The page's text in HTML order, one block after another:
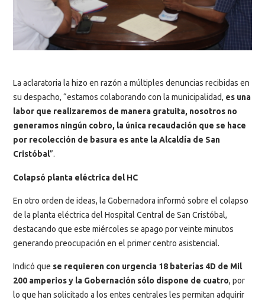
La aclaratoria la hizo en razón a múltiples denuncias recibidas en
su despacho, “estamos colaborando con la municipalidad, es una
labor que realizaremos de manera gratuita, nosotros no
generamos ningún cobro, la única recaudación que se hace
por recolección de basura es ante la Alcaldía de San
Cristóbal”.
Colapsó planta eléctrica del HC
En otro orden de ideas, la Gobernadora informó sobre el colapso
de la planta eléctrica del Hospital Central de San Cristóbal,
destacando que este miércoles se apago por veinte minutos
generando preocupación en el primer centro asistencial.
Indicó que se requieren con urgencia 18 baterías 4D de Mil
200 amperios y la Gobernación sólo dispone de cuatro, por
lo que han solicitado a los entes centrales les permitan adquirir